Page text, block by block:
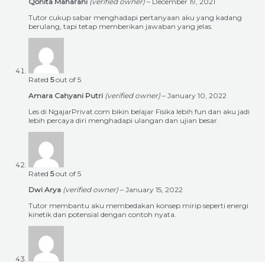
Tutor cukup sabar menghadapi pertanyaan aku yang kadang
berulang, tapi tetap memberikan jawaban yang jelas.
Rated 5out of 5
Amara Cahyani Putri (verified owner) – January 10, 2022
Les di NgajarPrivat.com bikin belajar Fisika lebih fun dan aku jadi
lebih percaya diri menghadapi ulangan dan ujian besar.
Rated 5out of 5
Dwi Arya (verified owner) – January 15, 2022
Tutor membantu aku membedakan konsep mirip seperti energi
kinetik dan potensial dengan contoh nyata.